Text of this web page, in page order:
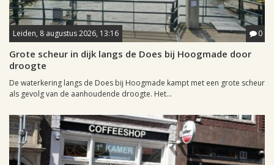
Leiden, 8 augustus 2026, 13:16 0
Grote scheur in dijk langs de Does bij Hoogmade door
droogte
De waterkering langs de Does bij Hoogmade kampt met een grote scheur
als gevolg van de aanhoudende droogte. Het...